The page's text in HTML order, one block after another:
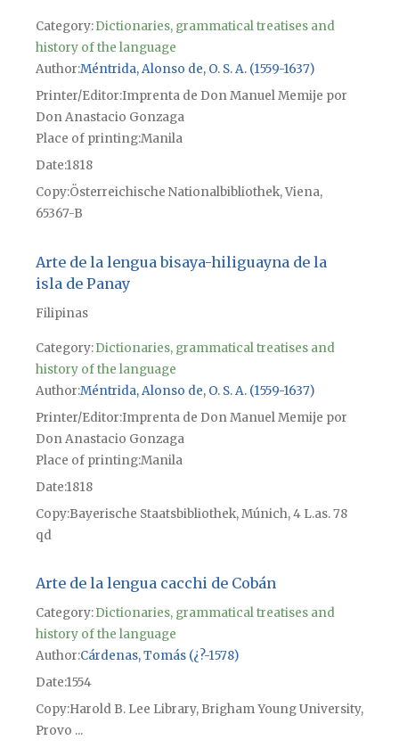
Category:Dictionaries, grammatical treatises and
history of the language
Author Méntrida, Alonso de, O. S. A. (1559-1637)
Printer/Editor Imprenta de Don Manuel Memije por
Don Anastacio Gonzaga
Place of printingManila
Date1818
CopyÖsterreichische Nationalbibliothek, Viena,
65367-B
Arte de la lengua bisaya-hiliguayna de la
isla de Panay
Filipinas
Category:Dictionaries, grammatical treatises and
history of the language
Author Méntrida, Alonso de, O. S. A. (1559-1637)
Printer/Editor Imprenta de Don Manuel Memije por
Don Anastacio Gonzaga
Place of printingManila
Date1818
CopyBayerische Staatsbibliothek, Múnich, 4 L.as. 78
qd
Arte de la lengua cacchi de Cobán
Category:Dictionaries, grammatical treatises and
history of the language
Author Cárdenas, Tomás (¿?-1578)
Date1554
CopyHarold B. Lee Library, Brigham Young University,
Provo ...